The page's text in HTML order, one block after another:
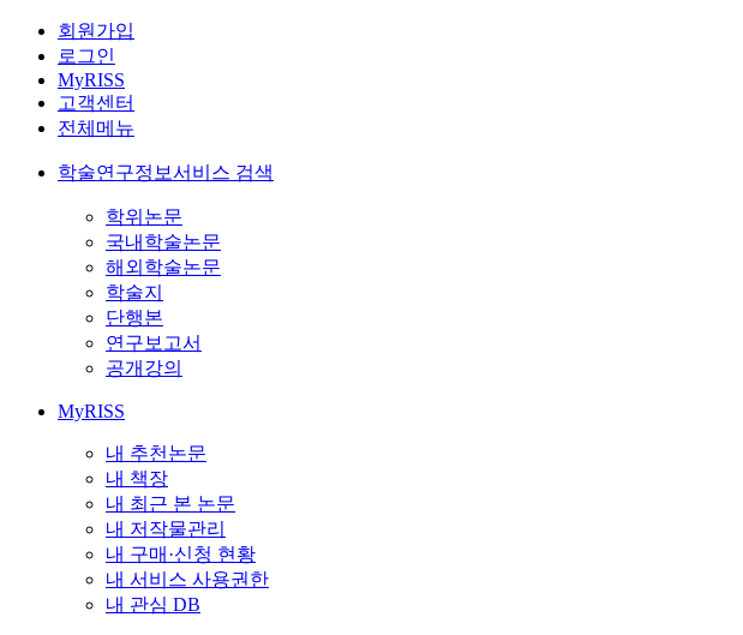
회원가입
로그인
MyRISS
고객센터
전체메뉴
학술연구정보서비스 검색
학위논문
국내학술논문
해외학술논문
학술지
단행본
연구보고서
공개강의
MyRISS
내 추천논문
내 책장
내 최근 본 논문
내 저작물관리
내 구매·신청 현황
내 서비스 사용권한
내 관심 DB